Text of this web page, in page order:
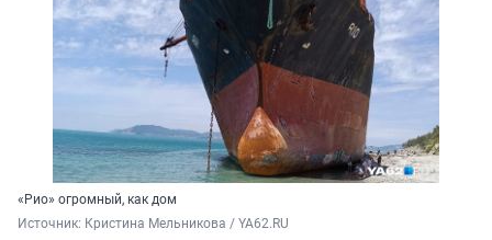
«Рио» огромный, как дом
Источник: Кристина Мельникова / YA62.RU